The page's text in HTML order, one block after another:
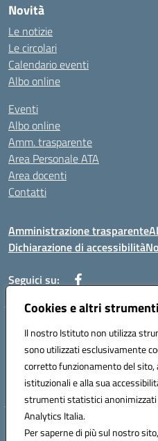
Cookies e altri
Il nostro Istituto non utilizza
sono utilizzati esclusivamente
corretto funzionamento del
istituzionali e alla sua
strumenti statistici anonimizzati
Analytics Italia.
Per saperne di più sul nostro
Novità
Le notizie
Le circolari
Calendario eventi
Albo online
Eventi
Albo online
Amm. trasparente
Area Personale ATA
Area docenti
Contatti
Amministrazione trasparente
Dichiarazione di accessibilità
Seguici su:
Indirizzo: VIA BRECCIAME, 46 -
Mail: CEIC8AU001@istruzione.it -
Telefono: 0823408721
Meccanografico: CEIC8AU001
Codice fiscale: 93086080616
Hosting &